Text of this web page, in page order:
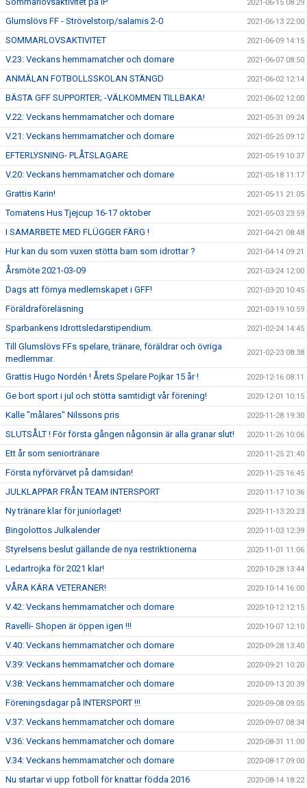
2021-06-15 08:29
Glumslövs FF - Strövelstorp/salamis 2-0 2021-06-13 22:00
SOMMARLOVSAKTIVITET 2021-06-09 14:15
V.23: Veckans hemmamatcher och domare 2021-06-07 08:50
ANMÄLAN FOTBOLLSSKOLAN STÄNGD 2021-06-02 12:14
BÄSTA GFF SUPPORTER; -VÄLKOMMEN TILLBAKA! 2021-06-02 12:00
V.22: Veckans hemmamatcher och domare 2021-05-31 09:24
V.21: Veckans hemmamatcher och domare 2021-05-25 09:12
EFTERLYSNING- PLÅTSLAGARE 2021-05-19 10:37
V.20: Veckans hemmamatcher och domare 2021-05-18 11:17
Grattis Karin! 2021-05-11 21:05
Tomatens Hus Tjejcup 16-17 oktober 2021-05-03 23:59
I SAMARBETE MED FLÜGGER FÄRG ! 2021-04-21 08:48
Hur kan du som vuxen stötta barn som idrottar ? 2021-04-14 09:21
Årsmöte 2021-03-09 2021-03-24 12:00
Dags att förnya medlemskapet i GFF! 2021-03-20 10:45
Föräldraföreläsning 2021-03-19 10:59
Sparbankens Idrottsledarstipendium. 2021-02-24 14:45
Till Glumslövs FFs spelare, tränare, föräldrar och övriga
medlemmar.
2021-02-23 08:38
Grattis Hugo Nordén ! Årets Spelare Pojkar 15 år ! 2020-12-16 08:11
Ge bort sport i jul och stötta samtidigt vår förening! 2020-12-01 10:15
Kalle "målares" Nilssons pris 2020-11-28 19:30
SLUTSÅLT ! För första gången någonsin är alla granar slut! 2020-11-26 10:06
Ett år som seniortränare 2020-11-25 21:40
Första nyförvärvet på damsidan! 2020-11-25 16:45
JULKLAPPAR FRÅN TEAM INTERSPORT 2020-11-17 10:36
Ny tränare klar för juniorlaget! 2020-11-13 20:23
Bingolottos Julkalender 2020-11-03 12:39
Styrelsens beslut gällande de nya restriktionerna 2020-11-01 11:06
Ledartrojka för 2021 klar! 2020-10-28 13:44
VÅRA KÄRA VETERANER! 2020-10-14 16:00
V.42: Veckans hemmamatcher och domare 2020-10-12 12:15
Ravelli- Shopen är öppen igen !!! 2020-10-07 12:10
V.40: Veckans hemmamatcher och domare 2020-09-28 13:40
V.39: Veckans hemmamatcher och domare 2020-09-21 10:20
V.38: Veckans hemmamatcher och domare 2020-09-13 20:39
Föreningsdagar på INTERSPORT !!! 2020-09-08 09:05
V.37: Veckans hemmamatcher och domare 2020-09-07 08:34
V.36: Veckans hemmamatcher och domare 2020-08-31 11:00
V.34: Veckans hemmamatcher och domare 2020-08-17 09:00
Nu startar vi upp fotboll för knattar födda 2016 2020-08-14 18:22